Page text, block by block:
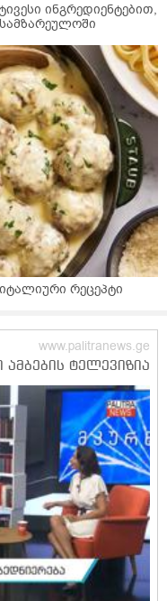
ინგრედიენტებით,
რეცეპტი